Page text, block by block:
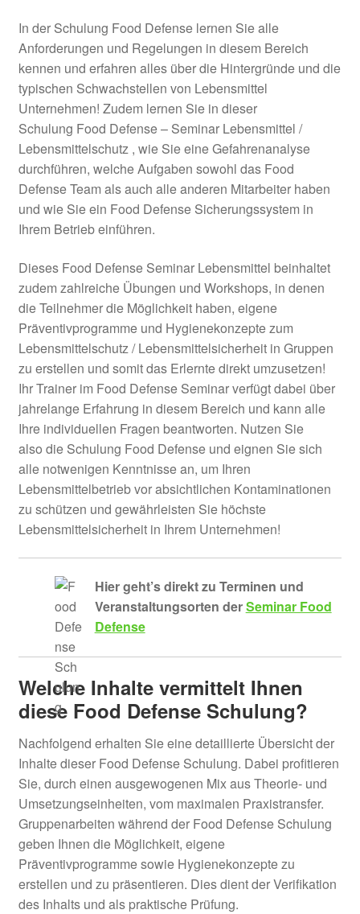
In der Schulung Food Defense lernen Sie alle
Anforderungen und Regelungen in diesem Bereich
kennen und erfahren alles über die Hintergründe und die
typischen Schwachstellen von Lebensmittel
Unternehmen! Zudem lernen Sie in dieser
Schulung Food Defense – Seminar Lebensmittel /
Lebensmittelschutz , wie Sie eine Gefahrenanalyse
durchführen, welche Aufgaben sowohl das Food
Defense Team als auch alle anderen Mitarbeiter haben
und wie Sie ein Food Defense Sicherungssystem in
Ihrem Betrieb einführen.
Dieses Food Defense Seminar Lebensmittel beinhaltet
zudem zahlreiche Übungen und Workshops, in denen
die Teilnehmer die Möglichkeit haben, eigene
Präventivprogramme und Hygienekonzepte zum
Lebensmittelschutz / Lebensmittelsicherheit in Gruppen
zu erstellen und somit das Erlernte direkt umzusetzen!
Ihr Trainer im Food Defense Seminar verfügt dabei über
jahrelange Erfahrung in diesem Bereich und kann alle
Ihre individuellen Fragen beantworten. Nutzen Sie
also die Schulung Food Defense und eignen Sie sich
alle notwenigen Kenntnisse an, um Ihren
Lebensmittelbetrieb vor absichtlichen Kontaminationen
zu schützen und gewährleisten Sie höchste
Lebensmittelsicherheit in Ihrem Unternehmen!
Hier geht’s direkt zu Terminen und
Veranstaltungsorten derSeminar Food
Defense
Welche Inhalte vermittelt Ihnen
diese Food Defense Schulung?
Nachfolgend erhalten Sie eine detaillierte Übersicht der
Inhalte dieser Food Defense Schulung. Dabei profitieren
Sie, durch einen ausgewogenen Mix aus Theorie- und
Umsetzungseinheiten, vom maximalen Praxistransfer.
Gruppenarbeiten während der Food Defense Schulung
geben Ihnen die Möglichkeit, eigene
Präventivprogramme sowie Hygienekonzepte zu
erstellen und zu präsentieren. Dies dient der Verifikation
des Inhalts und als praktische Prüfung.